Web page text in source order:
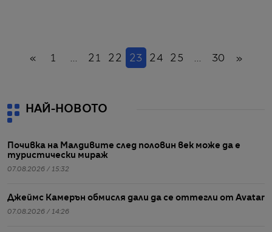
«Назад
1 ... 21 22 23 (настоящ)
24 25 ... 30 »
НАЙ-НОВОТО
Почивка на Малдивите след половин век може да е
туристически мираж
07.08.2026 / 15:32
Джеймс Камерън обмисля дали да се оттегли от Avatar
07.08.2026 / 14:26